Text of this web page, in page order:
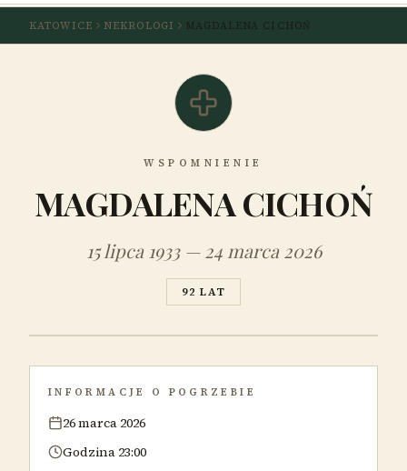
KATOWICE NEKROLOGI MAGDALENA CICHOŃ
WSPOMNIENIE
MAGDALENA CICHOŃ
15 lipca 1933 — 24 marca 2026
92 LAT
INFORMACJE O POGRZEBIE
26 marca 2026
Godzina 23:00